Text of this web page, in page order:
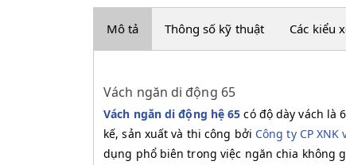
Mô tả Thông số kỹ thuật Các kiểu
Vách ngăn di động 65
Vách ngăn di động hệ 65 có độ dày vách là
kế, sản xuất và thi công bởi Công ty CP
dụng phổ biên trong việc ngăn chia không